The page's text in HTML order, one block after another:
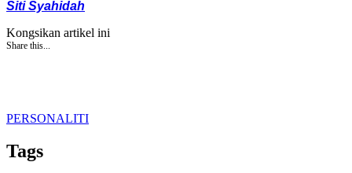
Siti Syahidah
Kongsikan artikel ini
Share this...
PERSONALITI
Tags